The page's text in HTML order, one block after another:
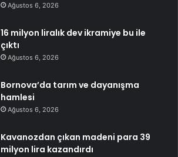
Ağustos 6, 2026
16 milyon liralık dev ikramiye bu ile
çıktı
Ağustos 6, 2026
Bornova’da tarım ve dayanışma
hamlesi
Ağustos 6, 2026
Kavanozdan çıkan madeni para 39
milyon lira kazandırdı